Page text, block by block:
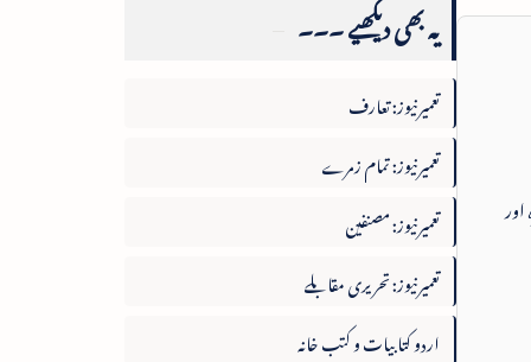
یہ بھی دیکھیے ۔۔۔
تعمیرنیوز: تعارف
تعمیرنیوز: تمام زمرے
تعمیرنیوز: مصنفین
تعمیرنیوز: تحریری مقابلے
اردو کتابیات و کتب خانہ